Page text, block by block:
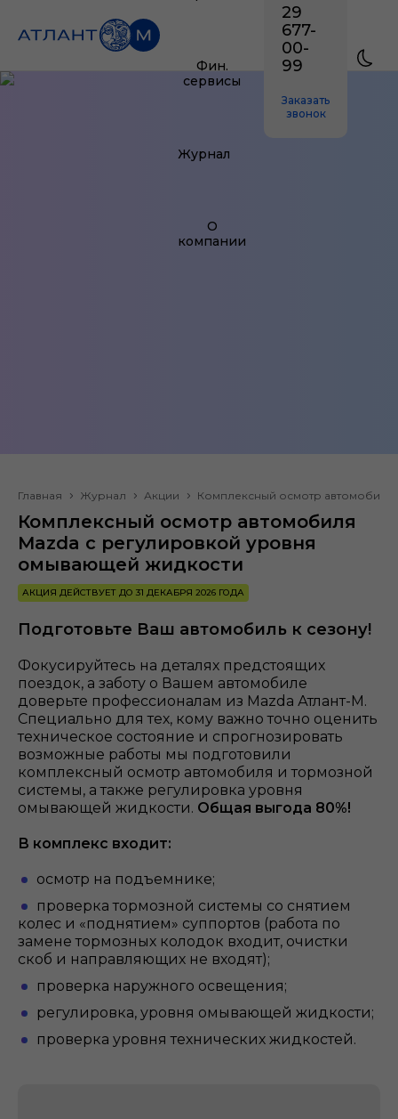
Фин.
сервисы
Журнал
О
компании
29
677-
00-
99
Заказать
звонок
Главная Журнал Акции Комплексный осмотр
Комплексный осмотр автомобиля
Mazda с регулировкой уровня
омывающей жидкости
АКЦИЯ ДЕЙСТВУЕТ ДО 31 ДЕКАБРЯ 2026 ГОДА
Подготовьте Ваш автомобиль к сезону!
Фокусируйтесь на деталях предстоящих
поездок, а заботу о Вашем автомобиле
доверьте профессионалам из Mazda Атлант-М.
Специально для тех, кому важно точно оценить
техническое состояние и спрогнозировать
возможные работы мы подготовили
комплексный осмотр автомобиля и тормозной
системы, а также регулировка уровня
омывающей жидкости. Общая выгода 80%!
В комплекс входит:
осмотр на подъемнике;
проверка тормозной системы со снятием
колес и «поднятием» суппортов (работа по
замене тормозных колодок входит, очистки
скоб и направляющих не входят);
проверка наружного освещения;
регулировка, уровня омывающей жидкости;
проверка уровня технических жидкостей.